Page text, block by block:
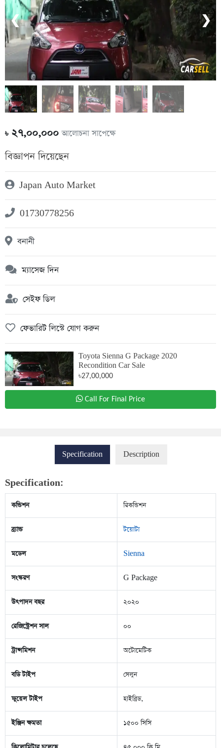
❮ ❯
৳২৭,০০,০০০আলোচনা সাপেক্ষে
বিজ্ঞাপন দিয়েছেন
Japan Auto Market
01730778256
বনানী
ম্যাসেজ দিন
সেইফ ডিল
ফেভারিট লিস্টে যোগ করুন
Toyota Sienna G Package 2020
Recondition Car Sale
৳27,00,000
Call For Final Price
Specification Description
Specification:
কন্ডিশন রিকন্ডিশন
ব্র্যান্ড টয়োটা
মডেল Sienna
সংস্করণ G Package
উৎপাদন বছর ২০২০
রেজিস্ট্রেশন সাল ০০
ট্রান্সমিশন অটোমেটিক
বডি টাইপ সেলুন
ফুয়েল টাইপ হাইব্রিড,
ইঞ্জিন ক্ষমতা ১৫০০ সিসি